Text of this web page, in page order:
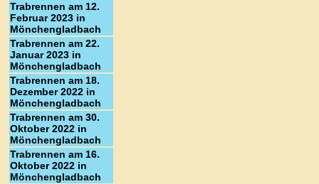
Trabrennen am 12.
Februar 2023 in
Mönchengladbach
Trabrennen am 22.
Januar 2023 in
Mönchengladbach
Trabrennen am 18.
Dezember 2022 in
Mönchengladbach
Trabrennen am 30.
Oktober 2022 in
Mönchengladbach
Trabrennen am 16.
Oktober 2022 in
Mönchengladbach